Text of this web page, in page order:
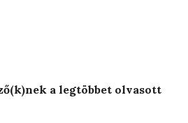
a legtöbbet olvasott